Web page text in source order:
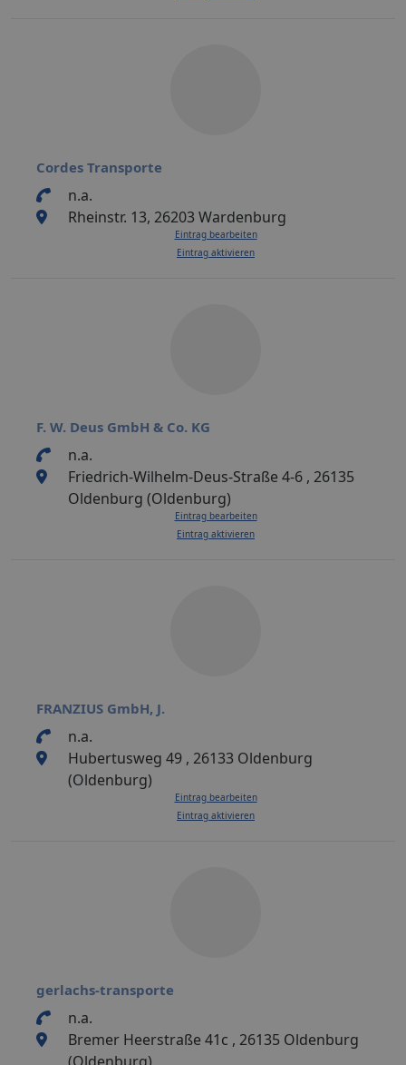
Cordes Transporte
n.a.
Rheinstr. 13, 26203 Wardenburg
Eintrag bearbeiten
Eintrag aktivieren
F. W. Deus GmbH & Co. KG
n.a.
Friedrich-Wilhelm-Deus-Straße 4-6 , 26135
Oldenburg (Oldenburg)
Eintrag bearbeiten
Eintrag aktivieren
FRANZIUS GmbH, J.
n.a.
Hubertusweg 49 , 26133 Oldenburg
(Oldenburg)
Eintrag bearbeiten
Eintrag aktivieren
gerlachs-transporte
n.a.
Bremer Heerstraße 41c , 26135 Oldenburg
(Oldenburg)